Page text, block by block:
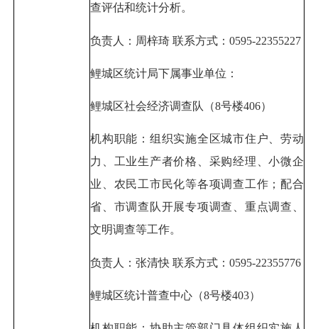
查评估和统计分析。
负责人：周梓琦 联系方式：0595-22355227
鲤城区统计局下属事业单位：
鲤城区社会经济调查队（8号楼406）
机构职能：组织实施全区城市住户、劳动
力、工业生产者价格、采购经理、小微企
业、农民工市民化等各项调查工作；配合
省、市调查队开展专项调查、重点调查、
文明调查等工作。
负责人：张清快 联系方式：0595-22355776
鲤城区统计普查中心（8号楼403）